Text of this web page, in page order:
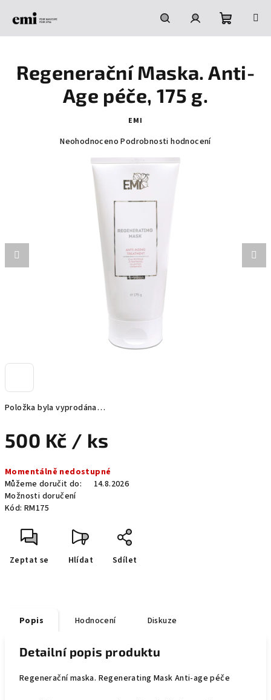
HledatPřihlášeníNákupní
košík
Položka byla vyprodána…
500 Kč / ks
cena:
Momentálně nedostupné
Můžeme doručit do:
14.8.2026
Možnosti doručení
Kód: RM175
Zeptat se Hlídat Sdílet
Regenerační Maska. Anti-
Age péče, 175 g.
EMI
Průměrné
produktu
hvězdiček.
Neohodnoceno Podrobnosti hodnocení
Popis Hodnocení Diskuze
Detailní popis produktu
Regenerační maska. Regenerating Mask Anti-age péče